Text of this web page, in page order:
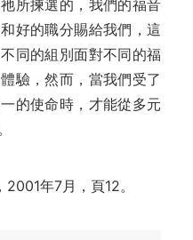
所揀選的，我們的福音
好的職分賜給我們，這
同的組別面對不同的福
驗，然而，當我們受了
的使命時，才能從多元
2001年7月，頁12。